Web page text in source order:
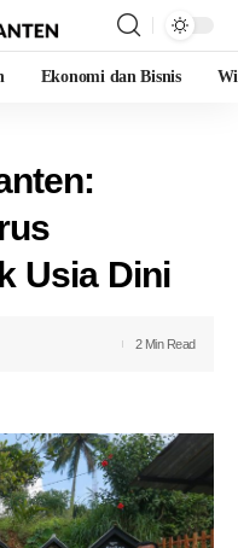
Ekonomi dan Bisnis
Usia Dini
2 Min Read